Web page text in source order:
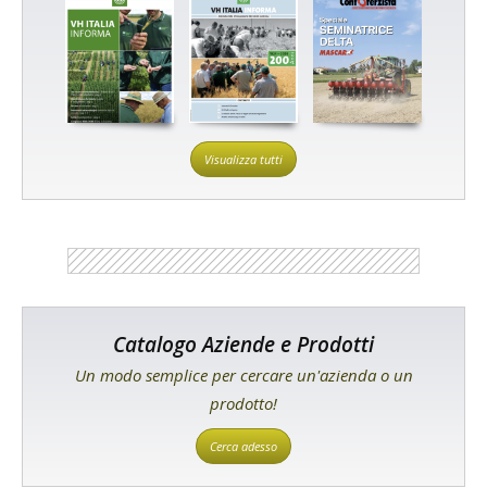
Visualizza tutti
Catalogo Aziende e Prodotti
Un modo semplice per cercare un'azienda o un
prodotto!
Cerca adesso